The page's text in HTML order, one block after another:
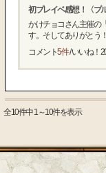
初プレイベ感想！〈ブ
かけチョコさん主催の
す。そしてありがとう
コメント5件/ いいね！
全10件中 1～10件を表示